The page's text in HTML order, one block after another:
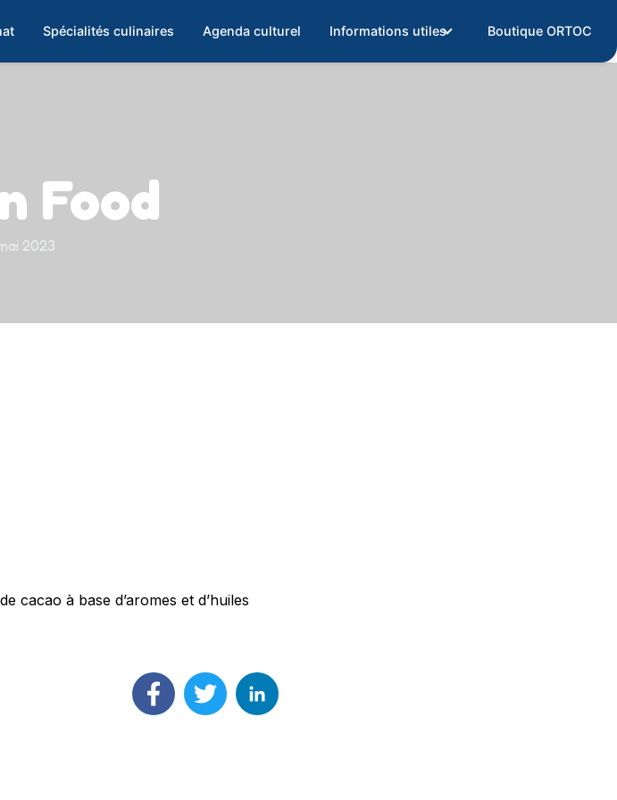
Spécialités culinaires Agenda culturel Informations utiles Boutique ORTOC
Food
2023
cacao à base d’aromes et d’huiles